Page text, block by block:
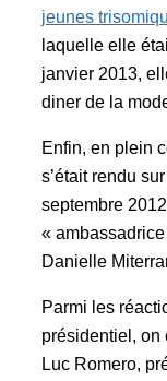
jeunes
laquelle elle
janvier 2013,
diner de la
Enfin, en plein
s’était rendu
septembre
«
Danielle
Parmi les
présidentiel, on
Luc Romero,